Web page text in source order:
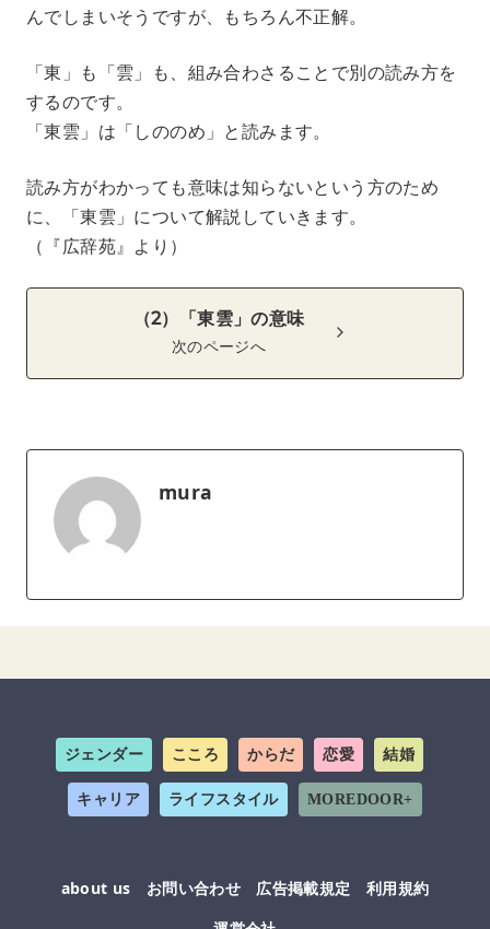
んでしまいそうですが、もちろん不正解。
「東」も「雲」も、組み合わさることで別の読み方を
するのです。
「東雲」は「しののめ」と読みます。
読み方がわかっても意味は知らないという方のため
に、「東雲」について解説していきます。
（『広辞苑』より）
（2）「東雲」の意味
次のページへ
mura
ジェンダー こころ からだ 恋愛 結婚
キャリア ライフスタイル MOREDOOR+
about us お問い合わせ 広告掲載規定
利用規約